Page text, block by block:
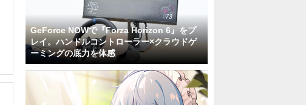
GeForce NOWで『Forza Horizon 6』をプ
レイ。ハンドルコントローラー×クラウドゲ
ーミングの底力を体感